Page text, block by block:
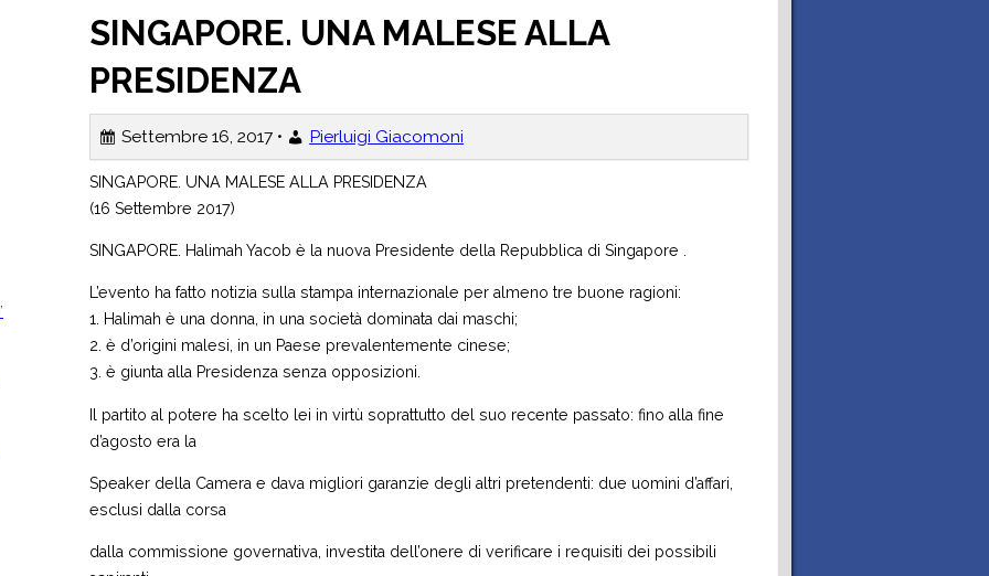
SINGAPORE. UNA MALESE ALLA
PRESIDENZA
Settembre 16, 2017 • Pierluigi Giacomoni
SINGAPORE. UNA MALESE ALLA PRESIDENZA
(16 Settembre 2017)
SINGAPORE. Halimah Yacob è la nuova Presidente della Repubblica di Singapore .
L’evento ha fatto notizia sulla stampa internazionale per almeno tre buone ragioni:
1. Halimah è una donna, in una società dominata dai maschi;
2. è d’origini malesi, in un Paese prevalentemente cinese;
3. è giunta alla Presidenza senza opposizioni.
Il partito al potere ha scelto lei in virtù soprattutto del suo recente passato: fino alla fine
d’agosto era la
Speaker della Camera e dava migliori garanzie degli altri pretendenti: due uomini d’affari,
esclusi dalla corsa
dalla commissione governativa, investita dell’onere di verificare i requisiti dei possibili